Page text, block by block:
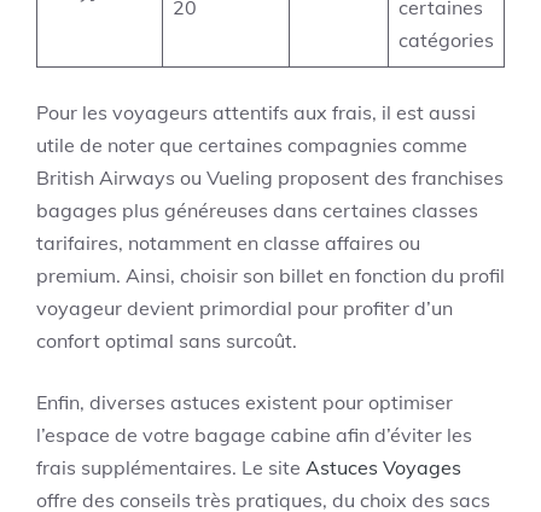
20
certaines
catégories
Pour les voyageurs attentifs aux frais, il est aussi
utile de noter que certaines compagnies comme
British Airways ou Vueling proposent des franchises
bagages plus généreuses dans certaines classes
tarifaires, notamment en classe affaires ou
premium. Ainsi, choisir son billet en fonction du profil
voyageur devient primordial pour profiter d’un
confort optimal sans surcoût.
Enfin, diverses astuces existent pour optimiser
l’espace de votre bagage cabine afin d’éviter les
frais supplémentaires. Le site Astuces Voyages
offre des conseils très pratiques, du choix des sacs